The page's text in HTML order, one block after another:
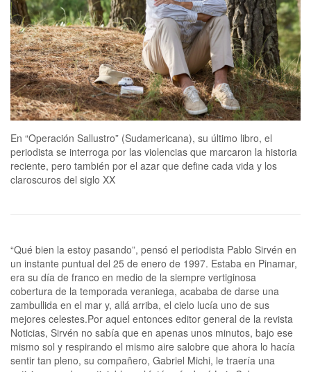
En “Operación Sallustro” (Sudamericana), su último libro, el
periodista se interroga por las violencias que marcaron la historia
reciente, pero también por el azar que define cada vida y los
claroscuros del siglo XX
“Qué bien la estoy pasando”, pensó el periodista Pablo Sirvén en un instante puntual del 25 de enero de 1997. Estaba en Pinamar, era su día de franco en medio de la siempre vertiginosa cobertura de la temporada veraniega, acababa de darse una zambullida en el mar y, allá arriba, el cielo lucía uno de sus mejores celestes.Por aquel entonces editor general de la revista Noticias, Sirvén no sabía que en apenas unos minutos, bajo ese mismo sol y respirando el mismo aire salobre que ahora lo hacía sentir tan pleno, su compañero, Gabriel Michi, le traería una noticia con sabor a tinieblas: el fotógrafo José Luis Cabezas había sido asesinado. “Borges también iba al cine, pero no me comparo". Juan Pablo Paz: “Está lleno de físicos en lugares impensados como Wall Street”A 29 años de ese hecho, Sirvén recuerda el escalofrío. Lo imposible de creer: habían matado a quien, durante dos veranos, 1993 y 1994, había sido su compañero de coberturas en ese mismo lugar de la costa bonaerense. Recuerda la conmoción, el miedo, las horas que pasaron entre el espanto por los detalles que rodeaban al suceso y la salida a la palestra: él, periodista, obligado a responder las preguntas de colegas de todos los medios del país, mientras el ruido interior no cesaba (que si Alfredo Yabrán, que si hubo anuncios a los que no prestaron atención, que el horror del modus operandi de los asesinos, que cómo seguir).El sol se mantenía incólume, el mar alardeaba belleza, de la playa llegaba el habitual rumor de risas y olas. Suele ser así: la vida sigue, a despecho de las tragedias. Sirvén recuerda que alguien se preguntó, con un temblor que venía de los años setenta: “¿Vuelve la violencia?” “¿Empezaron a matar otra vez?”. Recuerda también que esa noche, cuando sobre la playa estallaron los fuegos artificiales del desfile de modas de Roberto Giordano –plena fiesta noventosa-, algo dentro suyo se soltó. Cuenta que estalló en lágrimas, que lloró hasta vaciarse. Después, durmió unas horas. Hasta que lo despertó su propio cuerpo que, de la cabeza a los pies, no paraba de temblar. -Luego de ese verano, volviste varias veces a Pinamar, pero siempre para estadas breves, nunca para vacacionar. Hasta ahora. ¿Qué ocurrió este año, que te pudiste quedar? -Creo que fue el paso del tiempo. De todos modos, estar acá me hace volver a aquella época en que cubríamos, con José Luis y todo a pulmón, la temporada. Una vez, para una nota en Cariló, íbamos a juntar a dos economistas, Roberto Alemann y Juan Sourrouille. José Luis iba a buscar a uno en un auto; yo en otro. Y él me decía: “Qué locura, se suben a autos sin saber de quiénes son, van a atravesar el bosque sin pensar que les podría pasar algo”. Finalmente, al que le pasó fue a él. A través del monitor –la entrevista se realiza vía zoom-, el rostro de Sirvén, por un segundo, se entristece. El sol de este verano se le nota en el bronceado. Las heridas abiertas aquel otro verano, el de hace 29 años, no se ven. Solo se escuchan. No obstante, el periodista anda con otros hechos del pasado en mente. Mientras se permite disfrutar de la playa, se prepara para presentar, el próximo viernes, a las 18, en el hotel Marcin de Cariló, Operación Sallustro, su último libro (la presentación se reiterará el 10 de este mes, a las 17, en Villa Victoria, Mar del Plata).Fogueado tanto en la velocidad de las redacciones como en el trabajo a más largo plazo que exige un libro (entre otros, publicó Esteban Bullrich. Guerrero del silencio, y El rey de la TV. Goar Mestre y la pelea entre gobiernos y medios latinomericanos), en Operación Sallustro, Sirvén se animó a jugar con un estilo que, sin dejar de lado el apego a la investigación periodística, suma las posibilidades del relato ficcional. El desafío fue abordar uno de los tantos hechos violentos de nuestra historia reciente: el secuestro y posterior asesinato, el 10 de abril de 1972, a manos del Ejército Revolucionario del Pueblo (ERP), del empresario ítalo-paraguayo Oberdan Sallustro, director general de Fiat en la Argentina. Sirvén tenía 14 años y una incipiente vocación periodística cuando la noticia del secuestro de Sallustro paralizó al país. La larga crisis política que marcó la segunda mitad del siglo XX en la Argentina se había traducido en una espiral de violencia que no pararía de crecer. Fue ese horror, el de la muerte que podía tocar en cualquier momento y a cualquiera, lo que lo estremeció hace 29 años, cuando le llegó la noticia de que los restos de un colega habían sido encontrados, calcinados en un paraje a kilómetros de Pinamar. Y es a esa huella, la del trauma colectivo, a la que, entre otras cosas, busca interpelar en su nuevo libro. -¿Cuánto del verano de 1997 sobrevoló en la escritura de Operación Sallustro?-La verdad, el libro, el personaje, se me cruzaron de casualidad. Nunca pensé que iba a escribir un libro sobre Sallustro. Pero el tema apareció de la manera más azarosa. El primero de mayo de 2023, Esteban Bullrich, que es el personaje de mi anterior libro, Guerrero del silencio, hizo una convocatoria en San Nicolás de los Arroyos, en la Casa del Acuerdo. Viste que cuando uno trabaja en los medios, a veces se te acerca gente… Así que se me acerca una persona, me empieza a hablar de distintas cosas, y en un momento me dice que había sido el asistente directo de Sallustro. Ahí me vino a la memoria todo lo que en mi adolescencia me había impactado ese hecho: fueron tres semanas en las que este empresario estuvo en la tapa de los diarios y en los noticieros, para después terminar de la peor manera. Recuerdo las noticias del secuestro, el enigma de si lo iban a encontrar o no, las negociaciones, lo que se pedía de botín, todo lo que se dijo… y el asesinato. Ese mismo día también asesinaron al general de división Juan Carlos Sánchez, en Rosario. O sea, fueron dos hechos muy impactantes.-¿El asesor que se te acercó era Carlos Tonelli?-Sí, él me empezó a contar que Sallustro había luchado en la Segunda Guerra Mundial. “Fue partisano contra Mussolini”, me dijo. Eso me quedó un poco flotando. Me pareció interesante porque cuando ocurrió el secuestro, ese empresario era alguien desconocido para la mayoría de los argentinos. No para lo que hoy llamamos el “círculo rojo”; para el establishment era un hombre conocido porque era el director general de Fiat, que en ese momento era la empresa número uno de la Argentina en facturación. Pero para el resto de los ciudadanos era ignoto. Te lo podías cruzar en la calle y no sabías quién era. ¿Y además había peleado en la Segunda Guerra Mundial y contra Mussolini? Ahí pensé que podía ser interesante contar la vida de ese emprendedor, y cómo había terminado.-¿Cómo pasaste, de esa primera intuición, al libro?-Fue un proceso largo, porque el encuentro ocurrió el primero de mayo de 2023 y cuando empecé a visualizar que podía llegar a ser un libro, ya era 2024. En el último trimestre de ese año se me impuso escribirlo. Además, se me había ocurrido escribirlo en primera persona, lo cual era un desafío. Somos periodistas, usamos la tercera persona, sabemos no contaminarnos con lo que está sucediendo. Y bueno, acá decidí que me iba a contaminar mucho porque la voz omnisciente iba a ser la del propio protagonista. Yo había leído hace muchas décadas Soy Roca, de Félix Luna, que está escrito en primera persona, pero termina con una necrológica de LA NACION. La diferencia es que en mi libro hice que la primera persona trascienda la muerte del personaje. De alguna manera, lo que me planteaba es que lo más conocido de Sallustro fue su secuestro y asesinato, pero nunca tuvo un libro dedicado a su vida. Siempre apareció en capítulos de distintos libros sobre los años 70; hay millones de libros sobre los 70 y en muchísimos se alude, incluso con varias páginas, a ese secuestro y asesinato. Obviamente yo incluí esos hechos, pero quise trascenderlos. El libro no termina con el secuestro y la muerte, sino que la voz de Sallustro sigue hablando, hasta llegar al siglo XXI. Cuando empecé a trabajar me surgió más el periodista que el escritor. Me dije: “tengo que ser muy fiel, muy leal, al pensamiento de este hombre”. Pero me di cuenta de que no podía contar muchas cosas. ¿Cómo accedés al pensamiento de alguien que no está vivo y que no sabés si dejó textos sobre sí mismo? Fui a la Biblioteca Nacional, suponiendo que, dada la importancia de este hombre, el día de su muerte LA NACION habría hecho una necrológica espectacular. Pero no. Las notas en los diarios, La Opinión, LA NACION y todos, son muy escuetas. Con lo cual dije: “Voy a tener que remar bastante para saber de su vida”. Había dos hijos vivos, pero uno muere en marzo del año pasado y el otro, cuando le escribo, en un primer momento estaba muy refractario. Finalmente, accedió a encontrarse conmigo y me dio alguna documentación. En Fiat obtuve información a través de Cristiano Ratazzi y del archivo Fiat en Italia…Y bueno, cuando empezás a juntar piezas, todo empieza a fluir. “Uno a veces pierde dimensión del nivel de miedo y el nivel de capilaridad que tuvieron ese miedo y esa tragedia”-¿Y el personaje de Nahuel Sima? Ahí tenemos pura ficción.-Yo ya tenía el paraguas de la novela, un empresario de primer nivel que cuenta cosas, que es un tipo abierto. Necesitaba una contrafigura, no del mismo nivel, que me sirviera para ampliar la historia, para darle un contexto. Y me surge la idea de este personaje, que es en realidad un personaje satelital de Sallustro; no es un contrapunto al estilo Eva y Victoria, sino contrapunto de temperamento, de carácter. Tenés un Sallustro muy bien plantado como empresario, con su mirada capitalista, con un padrino muy interesante en la vida real, que fue [el presidente de Fiat] Aurelio Peccei, y por el otro lado Nahuel Sima, un chico de familia bien, sin problemas, pero incómodo en esa situación, que, de casualidad, en Punta del Este se engancha con Tupamaros y luego entra en el ERP. Eso se me ocurrió al principio y luego pude chequear con mucha bibliografía e incluso h